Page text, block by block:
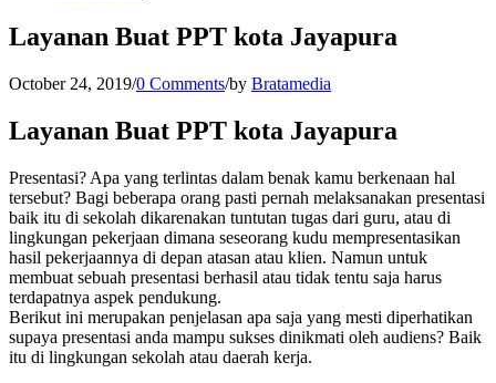
Layanan Buat PPT kota Jayapura
October 24, 2019/0 Comments/by Bratamedia
Layanan Buat PPT kota Jayapura
Presentasi? Apa yang terlintas dalam benak kamu berkenaan hal
tersebut? Bagi beberapa orang pasti pernah melaksanakan presentasi
baik itu di sekolah dikarenakan tuntutan tugas dari guru, atau di
lingkungan pekerjaan dimana seseorang kudu mempresentasikan
hasil pekerjaannya di depan atasan atau klien. Namun untuk
membuat sebuah presentasi berhasil atau tidak tentu saja harus
terdapatnya aspek pendukung.
Berikut ini merupakan penjelasan apa saja yang mesti diperhatikan
supaya presentasi anda mampu sukses dinikmati oleh audiens? Baik
itu di lingkungan sekolah atau daerah kerja.